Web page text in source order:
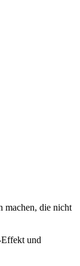
machen, die nicht
und